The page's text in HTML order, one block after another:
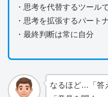
・思考を代替するツール
・思考を拡張するパート
・最終判断は常に自分
なるほど…「答